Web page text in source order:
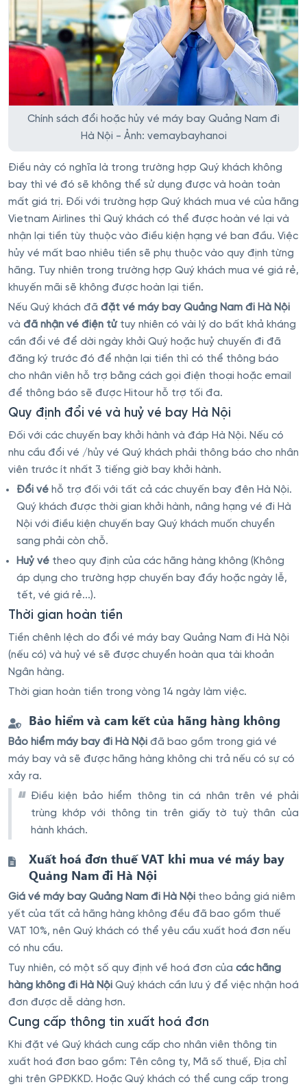
Chính sách đổi hoặc hủy vé máy bay Quảng Nam đi
Hà Nội - Ảnh: vemaybayhanoi
Điều này có nghĩa là trong trường hợp Quý khách không
bay thì vé đó sẽ không thể sử dụng được và hoàn toàn
mất giá trị. Đối với trường hợp Quý khách mua vé của hãng
Vietnam Airlines thì Quý khách có thể được hoàn vé lại và
nhận lại tiền tùy thuộc vào điều kiện hạng vé ban đầu. Việc
hủy vé mất bao nhiêu tiền sẽ phụ thuộc vào quy định từng
hãng. Tuy nhiên trong trường hợp Quý khách mua vé giá rẻ,
khuyến mãi sẽ không được hoàn lại tiền.
Nếu Quý khách đã đặt vé máy bay Quảng Nam đi Hà Nội
và đã nhận vé điện tửtuy nhiên có vài lý do bất khả kháng
cần đổi vé để dời ngày khởi Quý hoặc huỷ chuyến đi đã
đăng ký trước đó để nhận lại tiền thì có thể thông báo
cho nhân viên hỗ trợ bằng cách gọi điện thoại hoặc email
để thông báo sẽ được Hitour hỗ trợ tối đa.
Quy định đổi vé và huỷ vé bay Hà Nội
Đối với các chuyến bay khởi hành và đáp Hà Nội. Nếu có
nhu cầu đổi vé /hủy vé Quý khách phải thông báo cho nhân
viên trước ít nhất 3 tiếng giờ bay khởi hành.
Đổi vé hỗ trợ đối với tất cả các chuyến bay đên Hà Nội.
Quý khách được thời gian khởi hành, nâng hạng vé đi Hà
Nội với điều kiện chuyến bay Quý khách muốn chuyển
sang phải còn chỗ.
Huỷ vé theo quy định của các hãng hàng không (Không
áp dụng cho trường hợp chuyến bay đầy hoặc ngày lễ,
tết, vé giá rẻ...).
Thời gian hoàn tiền
Tiền chênh lệch do đổi vé máy bay Quảng Nam đi Hà Nội
(nếu có) và huỷ vé sẽ được chuyển hoàn qua tài khoản
Ngân hàng.
Thời gian hoàn tiền trong vòng 14 ngày làm việc.
Bảo hiểm và cam kết của hãng hàng không
Bảo hiểm máy bay đi Hà Nội đã bao gồm trong giá vé
máy bay và sẽ được hãng hàng không chi trả nếu có sự có
xảy ra.
Điều kiện bảo hiểm thông tin cá nhân trên vé phải
trùng khớp với thông tin trên giấy tờ tuỳ thân của
hành khách.
Xuất hoá đơn thuế VAT khi mua vé máy bay
Quảng Nam đi Hà Nội
Giá vé máy bay Quảng Nam đi Hà Nội theo bảng giá niêm
yết của tất cả hãng hàng không đều đã bao gồm thuế
VAT 10%, nên Quý khách có thể yêu cầu xuất hoá đơn nếu
có nhu cầu.
Tuy nhiên, có một số quy định về hoá đơn của các hãng
hàng không đi Hà Nội Quý khách cần lưu ý để việc nhận hoá
đơn được dễ dàng hơn.
Cung cấp thông tin xuất hoá đơn
Khi đặt vé Quý khách cung cấp cho nhân viên thông tin
xuất hoá đơn bao gồm: Tên công ty, Mã số thuế, Địa chỉ
ghi trên GPĐKKD. Hoặc Quý khách có thể cung cấp trong